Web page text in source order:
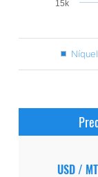
15k
Níquel
USD / MT